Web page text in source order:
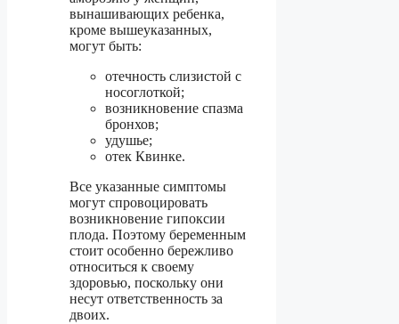
вынашивающих ребенка,
кроме вышеуказанных,
могут быть:
отечность слизистой с
носоглоткой;
возникновение спазма
бронхов;
удушье;
отек Квинке.
Все указанные симптомы
могут спровоцировать
возникновение гипоксии
плода. Поэтому беременным
стоит особенно бережливо
относиться к своему
здоровью, поскольку они
несут ответственность за
двоих.